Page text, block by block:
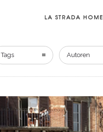
LA STRADA HOME
Tags Autoren